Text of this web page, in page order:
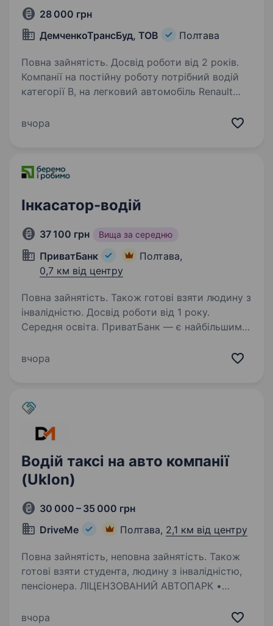
28 000 грн
ДемченкоТрансБуд, ТОВ
Полтава
Повна зайнятість. Досвід роботи від 2 років.
Компанії на постійну роботу потрібний водій
категорії В, на легковий автомобіль Renault
обл. Вимоги: Досвід роботи керування авто від
вчора
Інкасатор-водій
37 100 грн Вища за середню
ПриватБанк
Полтава,
0,7 км від центру
Повна зайнятість. Також готові взяти людину з
інвалідністю. Досвід роботи від 1 року.
Середня освіта. ПриватБанк — є найбільшим
інноваційних банків світу. Займає лідуючі
банківської системи країни…
вчора
Водій таксі на авто компанії
(Uklon)
30 000 – 35 000 грн
DriveMe
Полтава, 2,1 км від центру
Повна зайнятість, неповна зайнятість. Також
готові взяти студента, людину з інвалідністю,
пенсіонера. ЛІЦЕНЗОВАНИЙ АВТОПАРК •
ЗНИЖИ НА ПАЛИВО • Підходить жінкам •
вчора